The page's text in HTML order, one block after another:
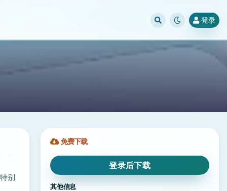
登录
别
免费下载
登录后下载
其他信息